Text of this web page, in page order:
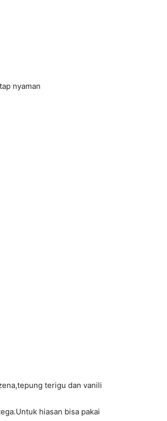
nyaman
terigu dan vanili
hiasan bisa pakai